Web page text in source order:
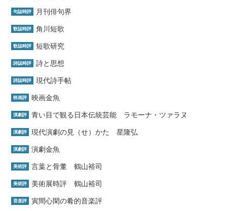
句誌時評 月刊俳句界
歌誌時評 角川短歌
歌誌時評 短歌研究
詩誌時評 詩と思想
詩誌時評 現代詩手帖
映画評 映画金魚
演劇評 青い目で観る日本伝統芸能 ラモーナ・ツァラヌ
演劇評 現代演劇の見（せ）かた 星隆弘
演劇評 演劇金魚
美術評 言葉と骨董 鶴山裕司
美術評 美術展時評 鶴山裕司
音楽評 寅間心閑の肴的音楽評